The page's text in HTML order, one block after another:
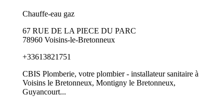
Chauffe-eau gaz
67 RUE DE LA PIECE DU PARC
78960 Voisins-le-Bretonneux
+33613821751
CBIS Plomberie, votre plombier - installateur sanitaire à
Voisins le Bretonneux, Montigny le Bretonneux,
Guyancourt...